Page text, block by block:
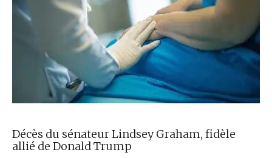
Décès du sénateur Lindsey Graham, fidèle
allié de Donald Trump